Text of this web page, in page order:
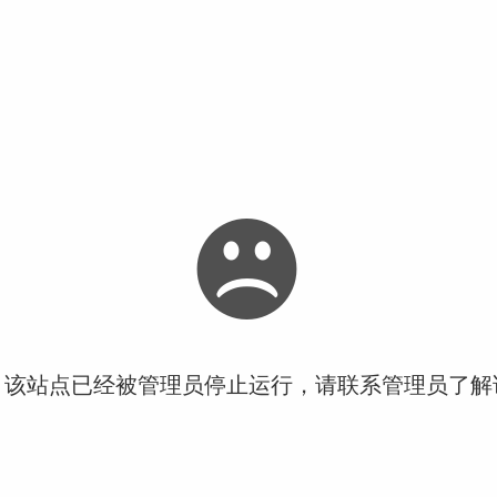
站点已经被管理员停止运行，请联系管理员了